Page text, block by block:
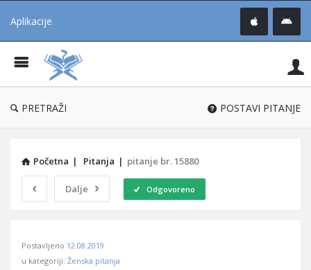
Aplikacije
®
PRETRAŽI POSTAVI PITANJE
Početna | Pitanja | pitanje br. 15880
Dalje Odgovoreno
Učene
Postavljeno 12.08.2019
u kategoriji: Ženska pitanja